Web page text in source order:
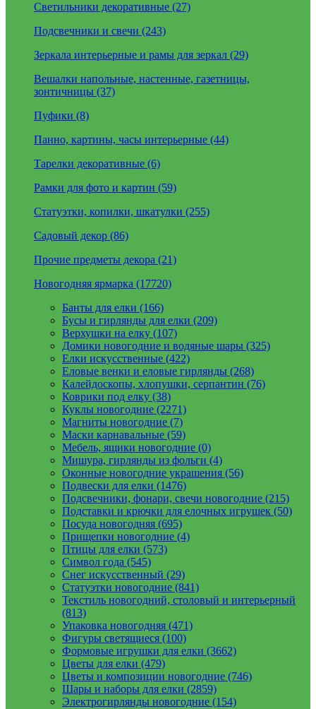
Светильники декоративные (27)
Подсвечники и свечи (243)
Зеркала интерьерные и рамы для зеркал (29)
Вешалки напольные, настенные, газетницы,
зонтичницы (37)
Пуфики (8)
Панно, картины, часы интерьерные (44)
Тарелки декоративные (6)
Рамки для фото и картин (59)
Статуэтки, копилки, шкатулки (255)
Садовый декор (86)
Прочие предметы декора (21)
Новогодняя ярмарка (17720)
Банты для елки (166)
Бусы и гирлянды для елки (209)
Верхушки на елку (107)
Домики новогодние и водяные шары (325)
Елки искусственные (422)
Еловые венки и еловые гирлянды (268)
Калейдоскопы, хлопушки, серпантин (76)
Коврики под елку (38)
Куклы новогодние (2271)
Магниты новогодние (7)
Маски карнавальные (59)
Мебель, ящики новогодние (0)
Мишура, гирлянды из фольги (4)
Оконные новогодние украшения (56)
Подвески для елки (1476)
Подсвечники, фонари, свечи новогодние (215)
Подставки и крючки для елочных игрушек (50)
Посуда новогодняя (695)
Прищепки новогодние (4)
Птицы для елки (573)
Символ года (545)
Снег искусственный (29)
Статуэтки новогодние (841)
Текстиль новогодний, столовый и интерьерный
(813)
Упаковка новогодняя (471)
Фигуры светящиеся (100)
Формовые игрушки для елки (3662)
Цветы для елки (479)
Цветы и композиции новогодние (746)
Шары и наборы для елки (2859)
Электрогирлянды новогодние (154)